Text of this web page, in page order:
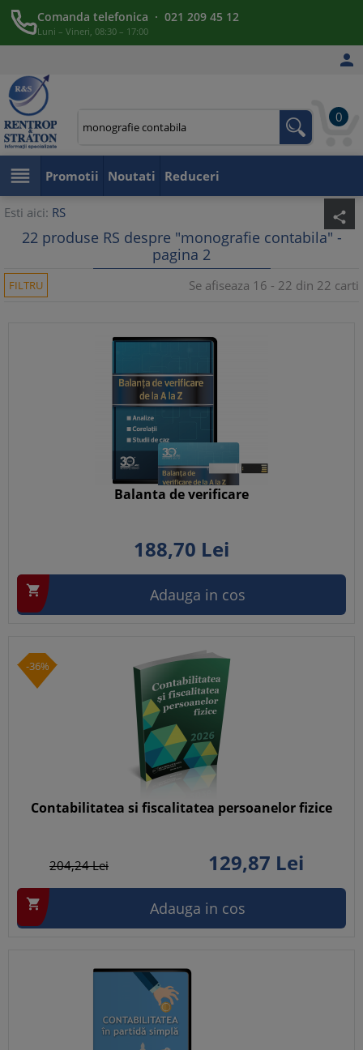
Comanda telefonica · 021 209 45 12
Luni – Vineri, 08:30 – 17:00

0
 Promotii Noutati Reduceri
Esti aici: RS share
22 produse RS despre "monografie contabila" -
pagina 2
FILTRU Se afiseaza 16 - 22 din 22 carti
Balanta de verificare
188,70 Lei
 Adauga in cos
-36%
Contabilitatea si fiscalitatea persoanelor fizice
204,24Lei 129,87 Lei
 Adauga in cos